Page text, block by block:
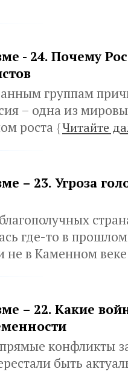
- 24. Почему
группам
– одна из
роста {Читайте
– 23. Угроза
где-то в
не в Каменном
– 22. Какие
конфликты
быть